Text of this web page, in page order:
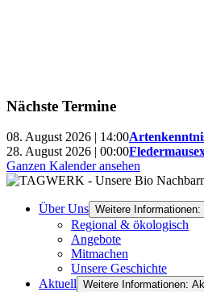
Nächste Termine
08. August 2026 | 14:00
28. August 2026 | 00:00
Ganzen Kalender ansehen
Über Uns Weitere Informationen:
Regional & ökologisch
Angebote
Mitmachen
Unsere Geschichte
Aktuell Weitere Informationen: